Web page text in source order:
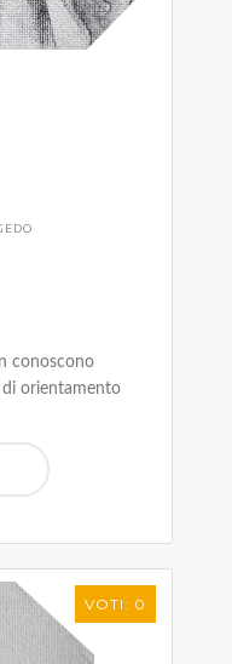
conoscono
di orientamento
VOTI: 0